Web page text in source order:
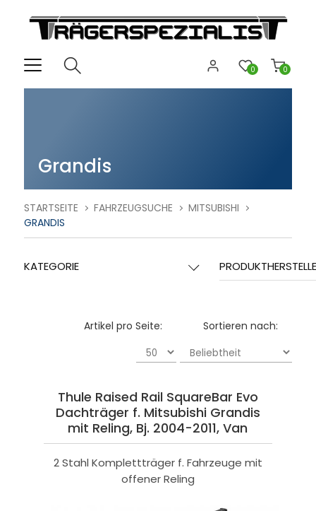
0
0
Grandis
STARTSEITE FAHRZEUGSUCHE
MITSUBISHI
GRANDIS
KATEGORIE
Sortieren nach:
Artikel pro Seite:
Thule Raised Rail SquareBar Evo
Dachträger f. Mitsubishi Grandis
mit Reling, Bj. 2004-2011, Van
2 Stahl Komplettträger f. Fahrzeuge mit
offener Reling